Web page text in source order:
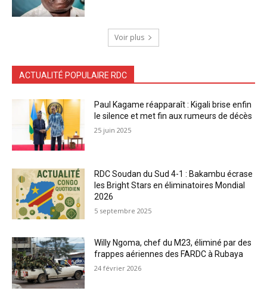
Voir plus
ACTUALITÉ POPULAIRE RDC
Paul Kagame réapparaît : Kigali brise enfin
le silence et met fin aux rumeurs de décès
25 juin 2025
RDC Soudan du Sud 4-1 : Bakambu écrase
les Bright Stars en éliminatoires Mondial
2026
5 septembre 2025
Willy Ngoma, chef du M23, éliminé par des
frappes aériennes des FARDC à Rubaya
24 février 2026